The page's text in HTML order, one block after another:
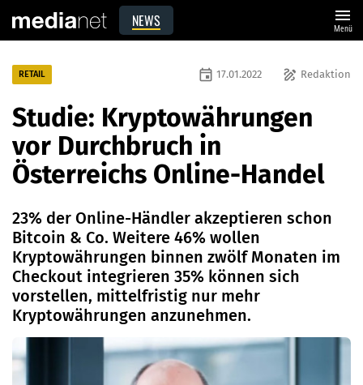
NEWS menu
Menü
RETAIL draw Redaktion
event 17.01.2022
Studie: Kryptowährungen
vor Durchbruch in
Österreichs Online-Handel
23% der Online-Händler akzeptieren schon
Bitcoin & Co. Weitere 46% wollen
Kryptowährungen binnen zwölf Monaten im
Checkout integrieren 35% können sich
vorstellen, mittelfristig nur mehr
Kryptowährungen anzunehmen.